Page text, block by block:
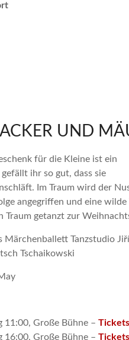
UND
für die Kleine ist ein
gefällt ihr so gut, dass sie
Im Traum wird der
angegriffen und eine
Traum getanzt zur
Märchenballett Tanzstudio
Tschaikowski
11:00, Große Bühne – Tickets
16:00, Große Bühne – Tickets